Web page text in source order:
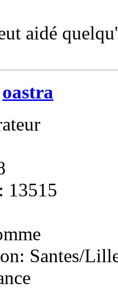
aidé
oastra
13515
Santes/